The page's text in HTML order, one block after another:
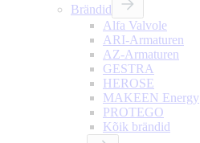
Brändid
Alfa Valvole
ARI-Armaturen
AZ-Armaturen
GESTRA
HEROSE
MAKEEN Energy
PROTEGO
Kõik brändid